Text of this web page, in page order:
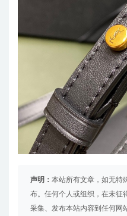
声明： 本站所有文章，如无特
布。任何个人或组织，在未征
采集、发布本站内容到任何网